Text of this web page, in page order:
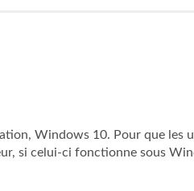
Windows 10. Pour que
si celui-ci fonctionne sous